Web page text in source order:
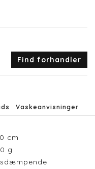
Find forhandler
Vaskeanvisninger
cm
g